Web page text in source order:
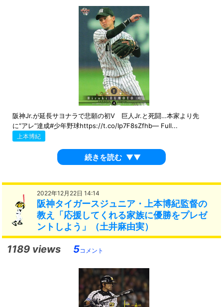
阪神Jr.が延長サヨナラで悲願の初V 巨人Jr.と死闘…本家より先
に“アレ”達成#少年野球https://t.co/Ip7F8sZfhb— Full...
上本博紀
続きを読む ▼▼
2022年12月22日 14:14
阪神タイガースジュニア・上本博紀監督の
教え「応援してくれる家族に優勝をプレゼ
ントしよう」（土井麻由実）
1189 views 5コメント